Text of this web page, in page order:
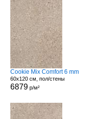
Cookie Mix Comfort 6 mm
60x120 см, пол/стены
6879р/м²